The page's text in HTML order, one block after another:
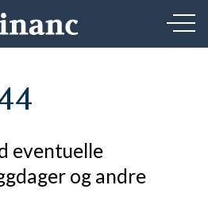
eventuelle
og andre